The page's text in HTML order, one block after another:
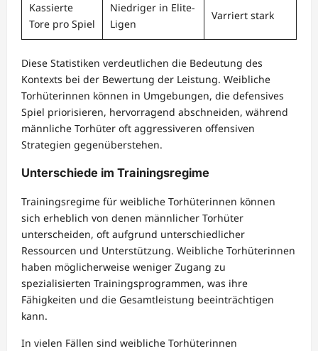
Kassierte
Tore pro Spiel
Niedriger in Elite-
Ligen
Varriert stark
Diese Statistiken verdeutlichen die Bedeutung des
Kontexts bei der Bewertung der Leistung. Weibliche
Torhüterinnen können in Umgebungen, die defensives
Spiel priorisieren, hervorragend abschneiden, während
männliche Torhüter oft aggressiveren offensiven
Strategien gegenüberstehen.
Unterschiede im Trainingsregime
Trainingsregime für weibliche Torhüterinnen können
sich erheblich von denen männlicher Torhüter
unterscheiden, oft aufgrund unterschiedlicher
Ressourcen und Unterstützung. Weibliche Torhüterinnen
haben möglicherweise weniger Zugang zu
spezialisierten Trainingsprogrammen, was ihre
Fähigkeiten und die Gesamtleistung beeinträchtigen
kann.
In vielen Fällen sind weibliche Torhüterinnen